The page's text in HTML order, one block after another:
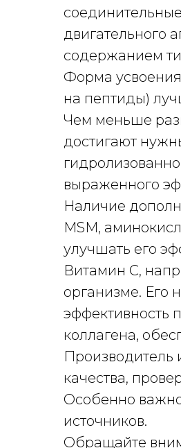
двигательного
содержанием
Форма
на пептиды)
Чем меньше
достигают
выраженного
Наличие
MSM,
улучшать его
Витамин С,
организме. Его
эффективность
коллагена,
Производитель
качества,
Особенно
источников.
Обращайте